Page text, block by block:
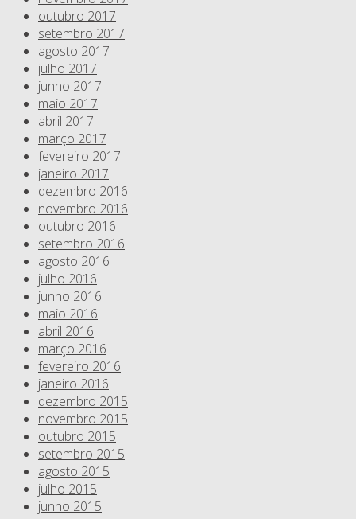
outubro 2017
setembro 2017
agosto 2017
julho 2017
junho 2017
maio 2017
abril 2017
março 2017
fevereiro 2017
janeiro 2017
dezembro 2016
novembro 2016
outubro 2016
setembro 2016
agosto 2016
julho 2016
junho 2016
maio 2016
abril 2016
março 2016
fevereiro 2016
janeiro 2016
dezembro 2015
novembro 2015
outubro 2015
setembro 2015
agosto 2015
julho 2015
junho 2015